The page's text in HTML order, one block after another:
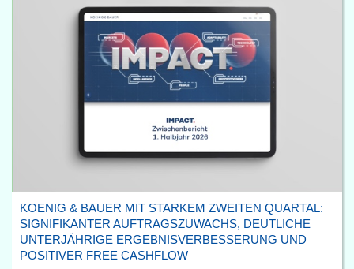
KOENIG & BAUER MIT STARKEM ZWEITEN QUARTAL:
SIGNIFIKANTER AUFTRAGSZUWACHS, DEUTLICHE
UNTERJÄHRIGE ERGEBNISVERBESSERUNG UND
POSITIVER FREE CASHFLOW